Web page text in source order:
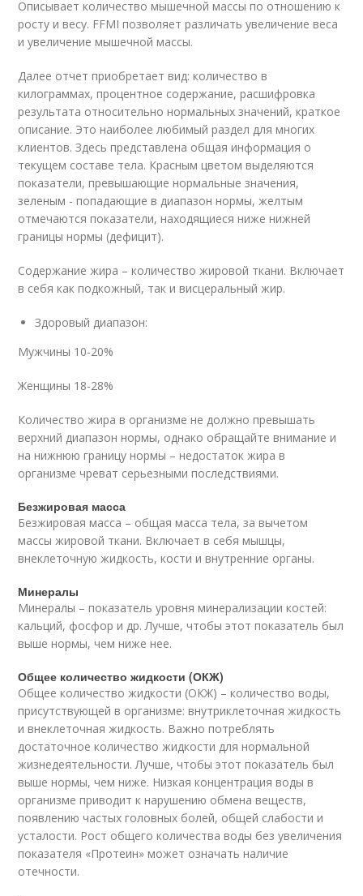
Описывает количество мышечной массы по отношению к
росту и весу. FFMI позволяет различать увеличение веса
и увеличение мышечной массы.
Далее отчет приобретает вид: количество в
килограммах, процентное содержание, расшифровка
результата относительно нормальных значений, краткое
описание. Это наиболее любимый раздел для многих
клиентов. Здесь представлена общая информация о
текущем составе тела. Красным цветом выделяются
показатели, превышающие нормальные значения,
зеленым - попадающие в диапазон нормы, желтым
отмечаются показатели, находящиеся ниже нижней
границы нормы (дефицит).
Содержание жира – количество жировой ткани. Включает
в себя как подкожный, так и висцеральный жир.
Здоровый диапазон:
Мужчины 10-20%
Женщины 18-28%
Количество жира в организме не должно превышать
верхний диапазон нормы, однако обращайте внимание и
на нижнюю границу нормы – недостаток жира в
организме чреват серьезными последствиями.
Безжировая масса
Безжировая масса – общая масса тела, за вычетом
массы жировой ткани. Включает в себя мышцы,
внеклеточную жидкость, кости и внутренние органы.
Минералы
Минералы – показатель уровня минерализации костей:
кальций, фосфор и др. Лучше, чтобы этот показатель был
выше нормы, чем ниже нее.
Общее количество жидкости (ОКЖ)
Общее количество жидкости (ОКЖ) – количество воды,
присутствующей в организме: внутриклеточная жидкость
и внеклеточная жидкость. Важно потреблять
достаточное количество жидкости для нормальной
жизнедеятельности. Лучше, чтобы этот показатель был
выше нормы, чем ниже. Низкая концентрация воды в
организме приводит к нарушению обмена веществ,
появлению частых головных болей, общей слабости и
усталости. Рост общего количества воды без увеличения
показателя «Протеин» может означать наличие
отечности.